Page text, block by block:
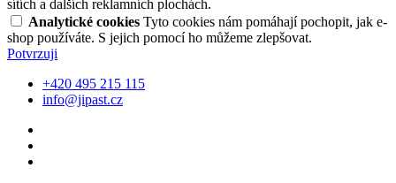
sítích a dalších reklamních plochách.
Analytické cookies Tyto cookies nám pomáhají pochopit, jak e-
shop používáte. S jejich pomocí ho můžeme zlepšovat.
Potvrzuji
+420 495 215 115
info@jipast.cz